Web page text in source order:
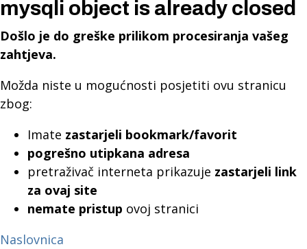
mysqli object is already closed
Došlo je do greške prilikom procesiranja vašeg
zahtjeva.
Možda niste u mogućnosti posjetiti ovu stranicu
zbog:
Imate zastarjeli bookmark/favorit
pogrešno utipkana adresa
pretraživač interneta prikazuje zastarjeli link
za ovaj site
nemate pristup ovoj stranici
Naslovnica